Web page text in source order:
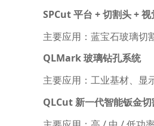
SPCut 平台 + 切割头 +
主要应用：蓝宝石玻璃切
QLMark 玻璃钻孔系统
主要应用：工业基材、显
QLCut 新一代智能钣金